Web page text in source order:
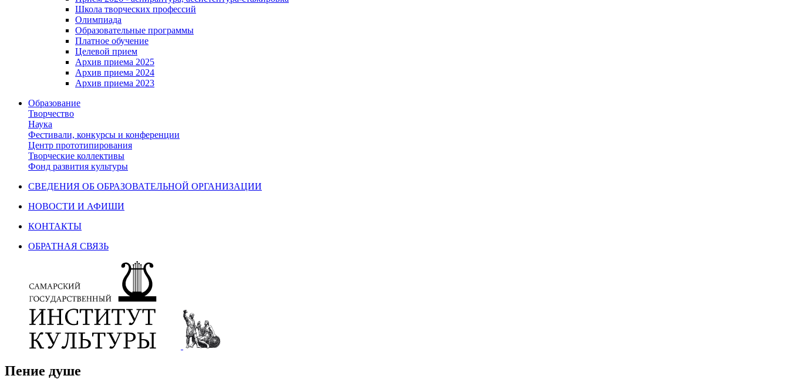
Школа творческих профессий
Олимпиада
Образовательные программы
Платное обучение
Целевой прием
Архив приема 2025
Архив приема 2024
Архив приема 2023
Образование
Творчество
Наука
Фестивали, конкурсы и конференции
Центр прототипирования
Творческие коллективы
Фонд развития культуры
СВЕДЕНИЯ ОБ ОБРАЗОВАТЕЛЬНОЙ ОРГАНИЗАЦИИ
НОВОСТИ И АФИШИ
КОНТАКТЫ
ОБРАТНАЯ СВЯЗЬ
Пение душе